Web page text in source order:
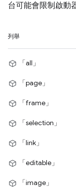
台可能會限制啟動
列舉
「all」
「page」
「frame」
「selection」
「link」
「editable」
「image」